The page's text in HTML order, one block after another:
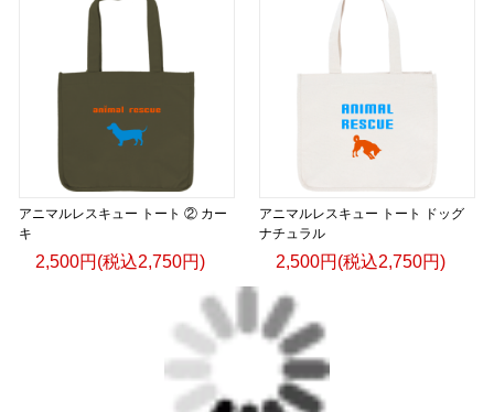
アニマルレスキュー トート ② カー
キ
2,500円(税込2,750円)
アニマルレスキュー トート ドッグ
ナチュラル
2,500円(税込2,750円)